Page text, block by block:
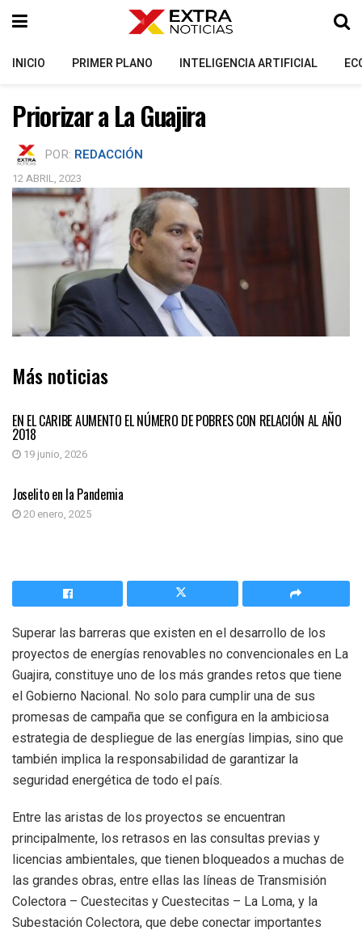
INICIO PRIMER PLANO INTELIGENCIA ARTIFICIAL
Priorizar a La Guajira
POR: REDACCIÓN
12 ABRIL, 2023
Más noticias
EN EL CARIBE AUMENTO EL NÚMERO DE POBRES CON RELACIÓN AL AÑO
2018
19 junio, 2026
COLUMNISTAS INVITADOS
Joselito en la Pandemia
20 enero, 2025
Superar las barreras que existen en el desarrollo de los
proyectos de energías renovables no convencionales en La
Guajira, constituye uno de los más grandes retos que tiene
el Gobierno Nacional. No solo para cumplir una de sus
promesas de campaña que se configura en la ambiciosa
estrategia de despliegue de las energías limpias, sino que
también implica la responsabilidad de garantizar la
seguridad energética de todo el país.
Entre las aristas de los proyectos se encuentran
principalmente, los retrasos en las consultas previas y
licencias ambientales, que tienen bloqueados a muchas de
las grandes obras, entre ellas las líneas de Transmisión
Colectora – Cuestecitas y Cuestecitas – La Loma, y la
Subestación Colectora, que debe conectar importantes